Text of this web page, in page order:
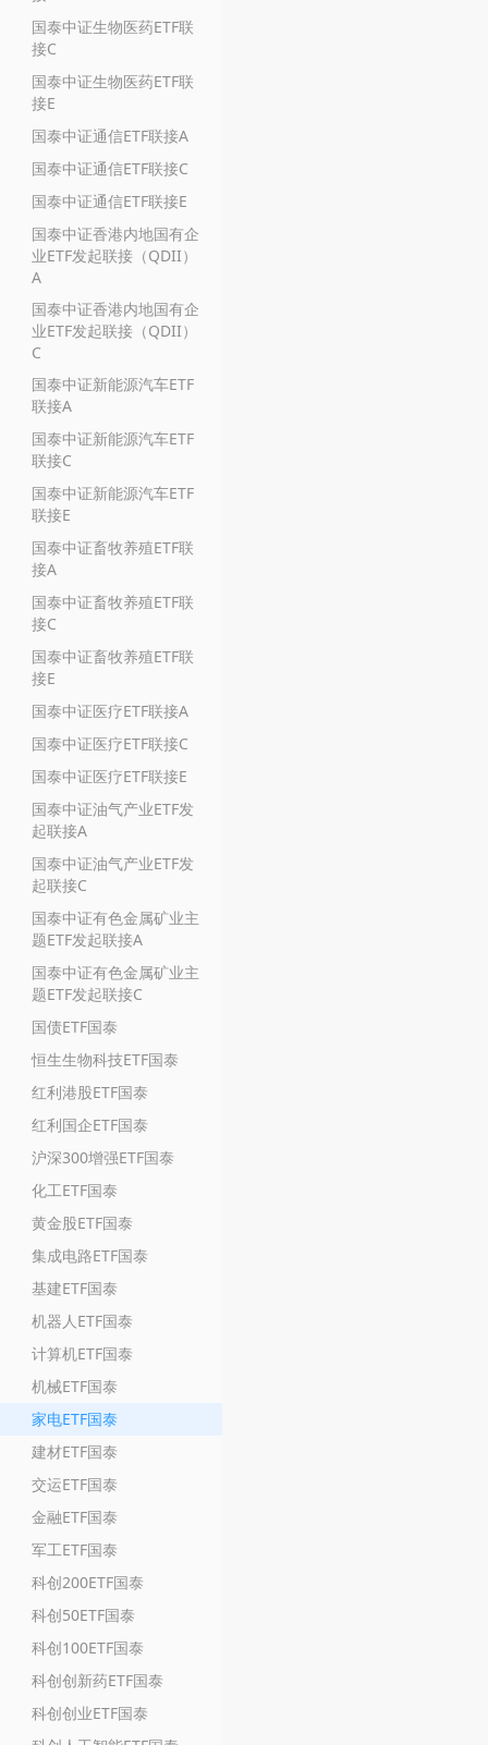
国泰中证生物医药ETF联
接C
国泰中证生物医药ETF联
接E
国泰中证通信ETF联接A
国泰中证通信ETF联接C
国泰中证通信ETF联接E
国泰中证香港内地国有企
业ETF发起联接（QDII）
A
国泰中证香港内地国有企
业ETF发起联接（QDII）
C
国泰中证新能源汽车ETF
联接A
国泰中证新能源汽车ETF
联接C
国泰中证新能源汽车ETF
联接E
国泰中证畜牧养殖ETF联
接A
国泰中证畜牧养殖ETF联
接C
国泰中证畜牧养殖ETF联
接E
国泰中证医疗ETF联接A
国泰中证医疗ETF联接C
国泰中证医疗ETF联接E
国泰中证油气产业ETF发
起联接A
国泰中证油气产业ETF发
起联接C
国泰中证有色金属矿业主
题ETF发起联接A
国泰中证有色金属矿业主
题ETF发起联接C
国债ETF国泰
恒生生物科技ETF国泰
红利港股ETF国泰
红利国企ETF国泰
沪深300增强ETF国泰
化工ETF国泰
黄金股ETF国泰
集成电路ETF国泰
基建ETF国泰
机器人ETF国泰
计算机ETF国泰
机械ETF国泰
家电ETF国泰
建材ETF国泰
交运ETF国泰
金融ETF国泰
军工ETF国泰
科创200ETF国泰
科创50ETF国泰
科创100ETF国泰
科创创新药ETF国泰
科创创业ETF国泰